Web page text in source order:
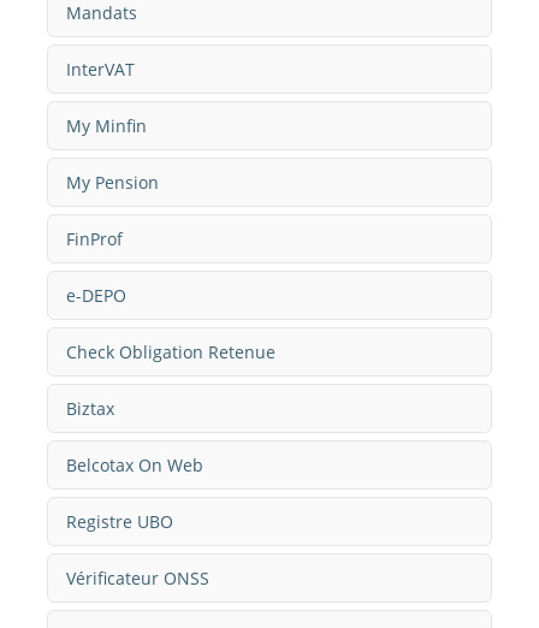
Mandats
InterVAT
My Minfin
My Pension
FinProf
e-DEPO
Check Obligation Retenue
Biztax
Belcotax On Web
Registre UBO
Vérificateur ONSS